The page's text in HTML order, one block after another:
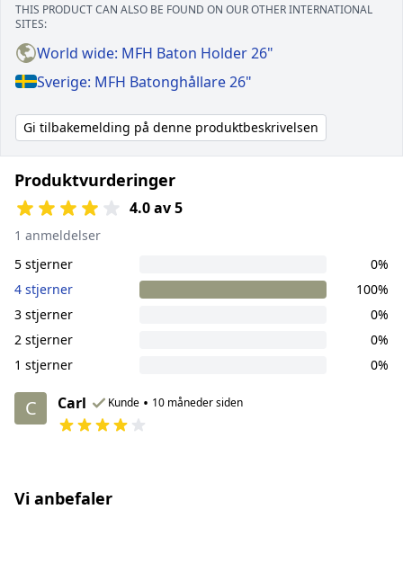
THIS PRODUCT CAN ALSO BE FOUND ON OUR OTHER INTERNATIONAL
SITES:
World wide: MFH Baton Holder 26"
Sverige: MFH Batonghållare 26"
Gi tilbakemelding på denne produktbeskrivelsen
Produktvurderinger
4.0 av 5
1 anmeldelser
5 stjerner
0%
4 stjerner
100%
3 stjerner
0%
2 stjerner
0%
1 stjerner
0%
C Carl Kunde • 10 måneder siden
Vi anbefaler